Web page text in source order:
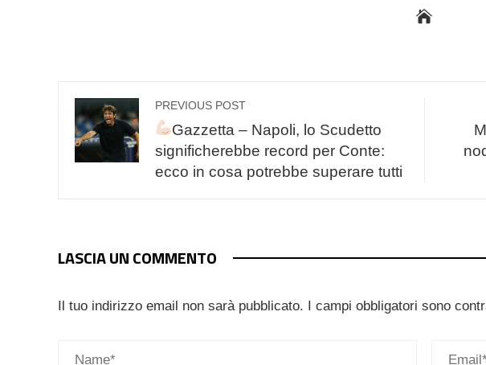
PREVIOUS POST
Gazzetta – Napoli, lo Scudetto
significherebbe record per Conte:
ecco in cosa potrebbe superare tutti
LASCIA UN COMMENTO
Il tuo indirizzo email non sarà pubblicato. I campi obbligatori sono